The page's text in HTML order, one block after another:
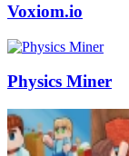
Voxiom.io
Physics Miner